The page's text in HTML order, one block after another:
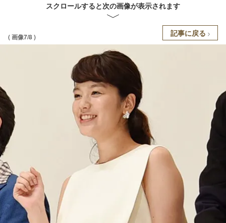
スクロールすると次の画像が表示されます
( 画像7/8 ) 記事に戻る